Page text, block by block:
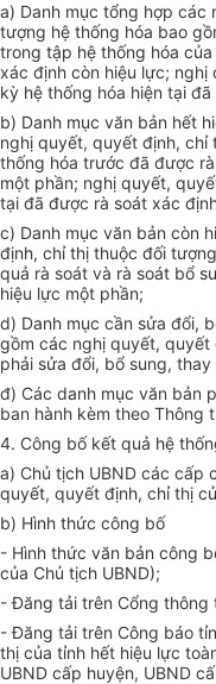
a) Danh mục tổng hợp
tượng hệ thống hóa bao
trong tập hệ thống hóa
xác định còn hiệu lực;
kỳ hệ thống hóa hiện tại
b) Danh mục văn bản hết
nghị quyết, quyết định, chỉ
thống hóa trước đã được
một phần; nghị quyết,
tại đã được rà soát xác
c) Danh mục văn bản còn
định, chỉ thị thuộc đối
quả rà soát và rà soát bổ
hiệu lực một phần;
d) Danh mục cần sửa đổi,
gồm các nghị quyết, quyết
phải sửa đổi, bổ sung,
đ) Các danh mục văn bản
ban hành kèm theo Thông
4. Công bố kết quả hệ
a) Chủ tịch UBND các cấp
quyết, quyết định, chỉ thị
b) Hình thức công bố
- Hình thức văn bản công
của Chủ tịch UBND);
- Đăng tải trên Cổng thông
- Đăng tải trên Công báo
thị của tỉnh hết hiệu lực
UBND cấp huyện, UBND